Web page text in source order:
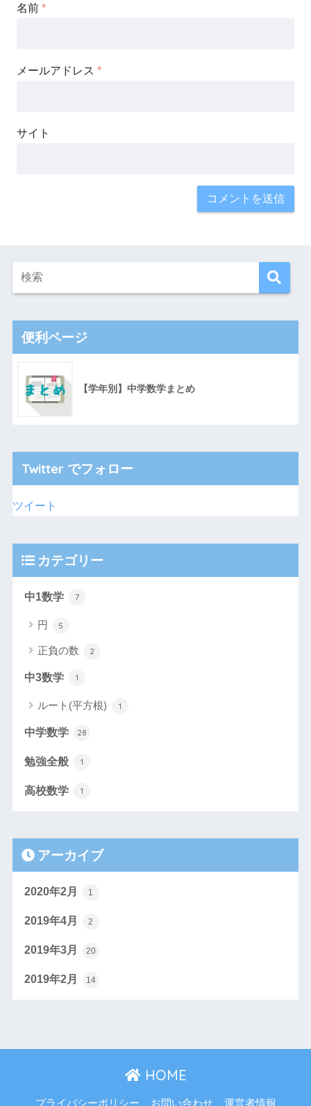
名前 *
メールアドレス *
サイト
便利ページ
【学年別】中学数学まとめ
Twitter でフォロー
ツイート
カテゴリー
中1数学 7
円 5
正負の数 2
中3数学 1
ルート(平方根) 1
中学数学 28
勉強全般 1
高校数学 1
アーカイブ
2020年2月 1
2019年4月 2
2019年3月 20
2019年2月 14
HOME
プライバシーポリシー お問い合わせ 運営者情報